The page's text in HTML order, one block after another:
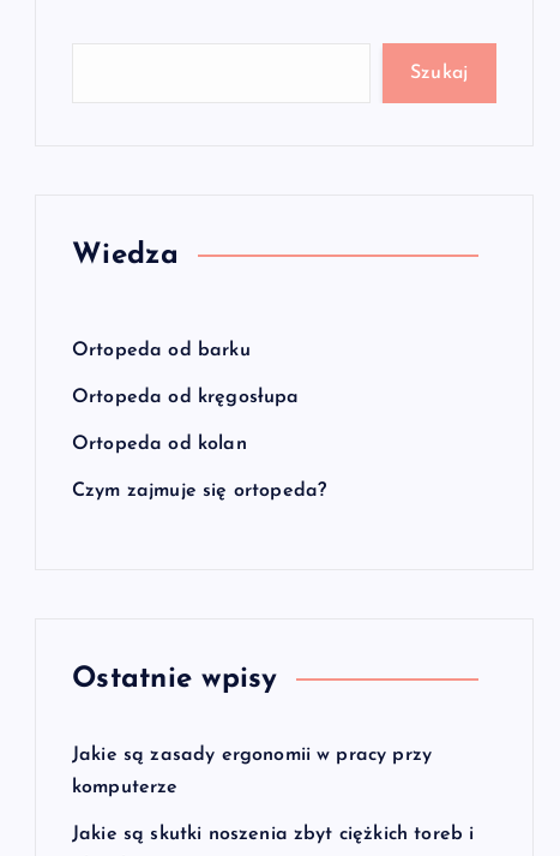
Szukaj
Wiedza
Ortopeda od barku
Ortopeda od kręgosłupa
Ortopeda od kolan
Czym zajmuje się ortopeda?
Ostatnie wpisy
Jakie są zasady ergonomii w pracy przy
komputerze
Jakie są skutki noszenia zbyt ciężkich toreb i